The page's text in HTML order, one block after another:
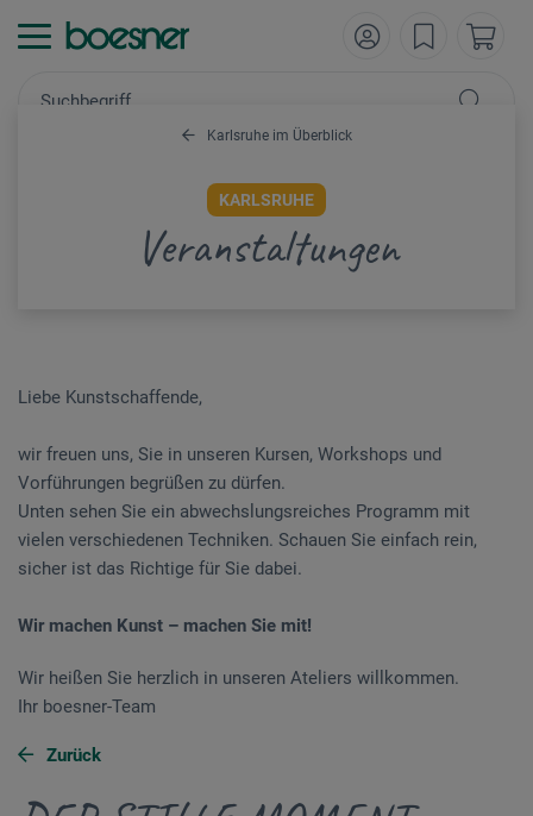
Karlsruhe im Überblick
KARLSRUHE
Veranstaltungen
Liebe Kunstschaffende,
wir freuen uns, Sie in unseren Kursen, Workshops und
Vorführungen begrüßen zu dürfen.
Unten sehen Sie ein abwechslungsreiches Programm mit
vielen verschiedenen Techniken. Schauen Sie einfach rein,
sicher ist das Richtige für Sie dabei.
Wir machen Kunst – machen Sie mit!
Wir heißen Sie herzlich in unseren Ateliers willkommen.
Ihr boesner-Team
Zurück